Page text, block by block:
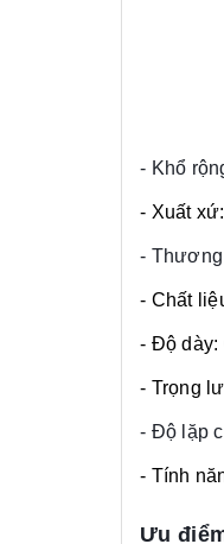
- Khổ
- Xuất xứ:
- Thương
- Chất
- Độ dày:
- Trọng
- Độ lặp
- Tính
Ưu